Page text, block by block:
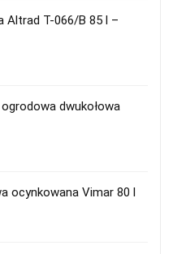
Altrad T-066/B 85 l –
dwukołowa
ocynkowana Vimar 80 l